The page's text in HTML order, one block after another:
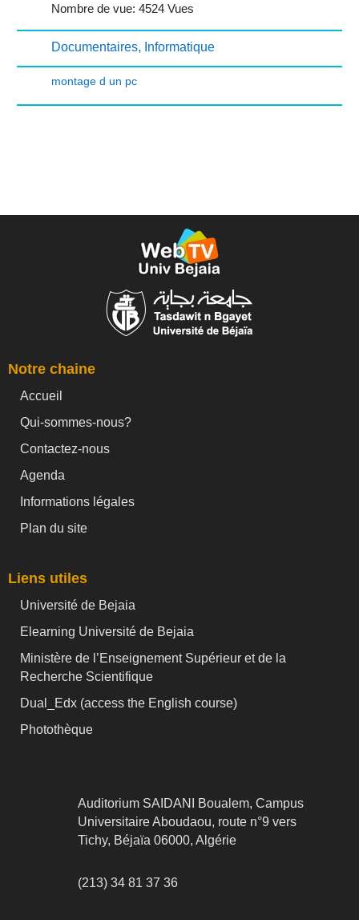
Nombre de vue: 4524 Vues
Documentaires, Informatique
montage d un pc
Notre chaine
Accueil
Qui-sommes-nous?
Contactez-nous
Agenda
Informations légales
Plan du site
Liens utiles
Université de Bejaia
Elearning Université de Bejaia
Ministère de l’Enseignement Supérieur et de la
Recherche Scientifique
Dual_Edx (access the English course)
Photothèque
Auditorium SAIDANI Boualem, Campus
Universitaire Aboudaou, route n°9 vers
Tichy, Béjaïa 06000, Algérie
(213) 34 81 37 36